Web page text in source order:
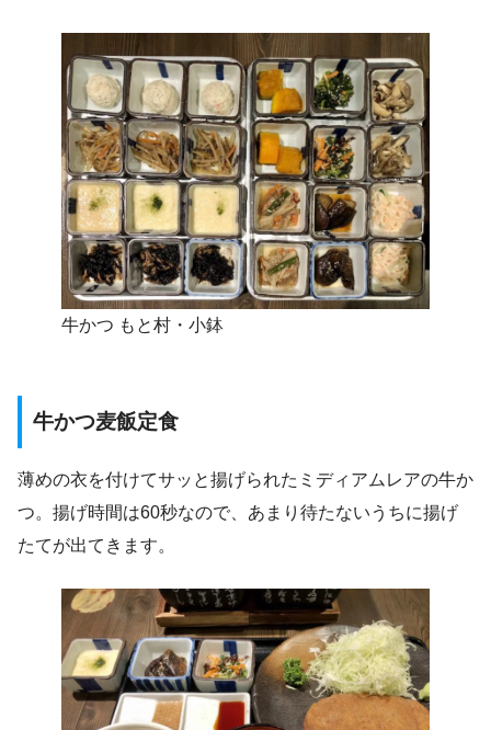
牛かつ もと村・小鉢
牛かつ麦飯定食
薄めの衣を付けてサッと揚げられたミディアムレアの牛か
つ。揚げ時間は60秒なので、あまり待たないうちに揚げ
たてが出てきます。